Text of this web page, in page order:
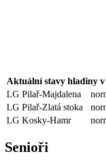
Aktuální stavy hladiny
LG Pilař-Majdalena
LG Pilař-Zlatá stoka
LG Kosky-Hamr
Senioři